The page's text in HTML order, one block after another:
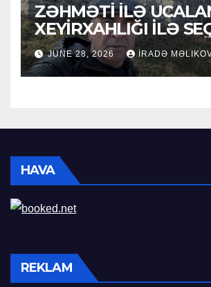
ZƏHMƏTİ İLƏ
XEYİRXAHLIĞI İLƏ
HACI RAMAZAN
JUNE 28, 2026 İRADƏ
HAVA
REKLAM